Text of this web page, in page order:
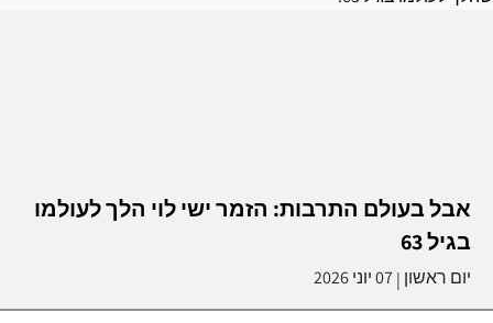
אבל בעולם התרבות: הזמר ישי לוי הלך לעולמו
בגיל 63
יום ראשון |07 יוני 2026